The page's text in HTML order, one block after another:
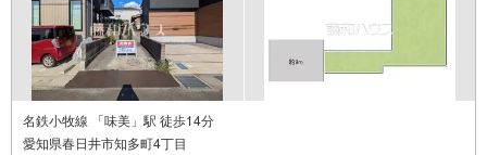
名鉄小牧線 「味美」駅 徒歩14分
愛知県春日井市知多町4丁目